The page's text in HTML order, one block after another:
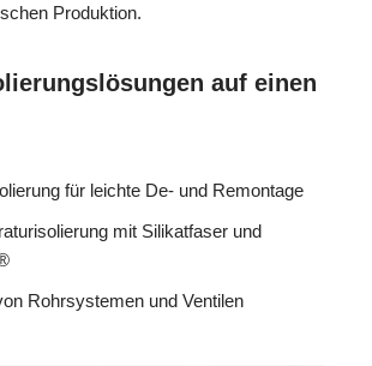
Produktion.
auf einen
für leichte De- und Remontage
mit Silikatfaser und
Rohrsystemen und Ventilen